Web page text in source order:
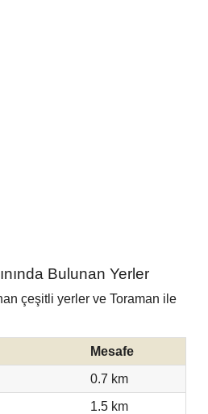
Bulunan Yerler
çeşitli yerler ve Toraman ile
Mesafe
0.7 km
1.5 km